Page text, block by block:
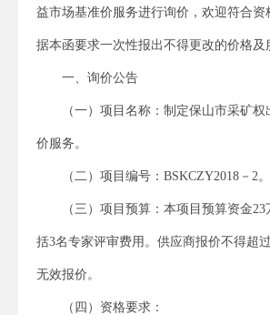
益市场基准价服务进行询价，欢迎符合资
据本函要求一次性报出不得更改的价格及
一、询价公告
（一）项目名称：制定保山市采矿
价服务。
（二）项目编号：BSKCZY2018－2。
（三）项目预算：本项目预算资金
括3名专家评审费用。供应商报价不得超
无效报价。
（四）资格要求：